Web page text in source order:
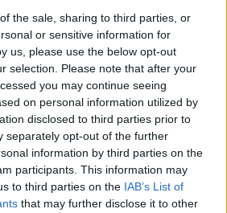
the sale, sharing to third parties, or
or sensitive information for
us, please use the below opt-out
selection. Please note that after your
you may continue seeing
on personal information utilized by
disclosed to third parties prior to
separately opt-out of the further
information by third parties on the
participants. This information may
to third parties on the IAB’s List of
that may further disclose it to other
Έλληνας beatboxer, μέλος
μετρά τρείς διεθνής
Βeatbox Battle (Splash
Battle 2009, Nescafe Beatbox
beatboxer από τα μέσα των
συν τις άλλοις στο πλαίσιο
του Μεγάρου Μουσικής, το
2012 στη Νέα Υόρκη, το Tedx
το MTV UK, κ.α. Τέλος έχει
καλλιτέχνες όπως: Busta
Dog, Lords of the